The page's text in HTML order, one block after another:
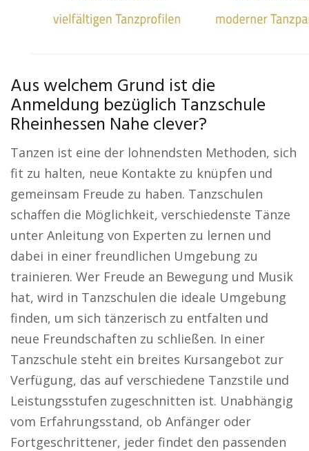
Aus welchem Grund ist die
Anmeldung bezüglich Tanzschule
Rheinhessen Nahe clever?
Tanzen ist eine der lohnendsten Methoden, sich
fit zu halten, neue Kontakte zu knüpfen und
gemeinsam Freude zu haben. Tanzschulen
schaffen die Möglichkeit, verschiedenste Tänze
unter Anleitung von Experten zu lernen und
dabei in einer freundlichen Umgebung zu
trainieren. Wer Freude an Bewegung und Musik
hat, wird in Tanzschulen die ideale Umgebung
finden, um sich tänzerisch zu entfalten und
neue Freundschaften zu schließen. In einer
Tanzschule steht ein breites Kursangebot zur
Verfügung, das auf verschiedene Tanzstile und
Leistungsstufen zugeschnitten ist. Unabhängig
vom Erfahrungsstand, ob Anfänger oder
Fortgeschrittener, jeder findet den passenden